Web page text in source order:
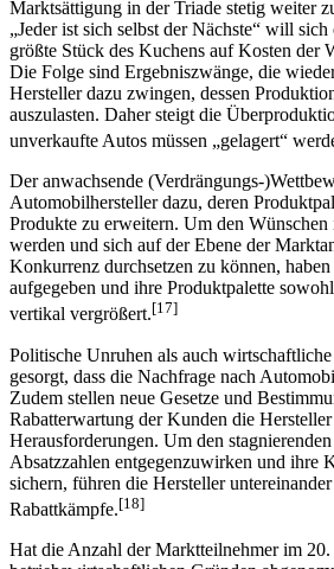
Parallel dazu nehmen die
Marktsättigung in der Triade stetig weiter
„Jeder ist sich selbst der Nächste“ will sich
größte Stück des Kuchens auf Kosten der
Die Folge sind Ergebniszwänge, die
Hersteller dazu zwingen, dessen
auszulasten. Daher steigt die
unverkaufte Autos müssen „gelagert“
Der anwachsende (Verdrängungs-
Automobilhersteller dazu, deren
Produkte zu erweitern. Um den Wünschen
werden und sich auf der Ebene der
Konkurrenz durchsetzen zu können, haben
aufgegeben und ihre Produktpalette
vertikal vergrößert. [17]
Politische Unruhen als auch wirtschaftliche
gesorgt, dass die Nachfrage nach
Zudem stellen neue Gesetze und
Rabatterwartung der Kunden die
Herausforderungen. Um den
Absatzzahlen entgegenzuwirken und ihre
sichern, führen die Hersteller untereinander
Rabattkämpfe.[18]